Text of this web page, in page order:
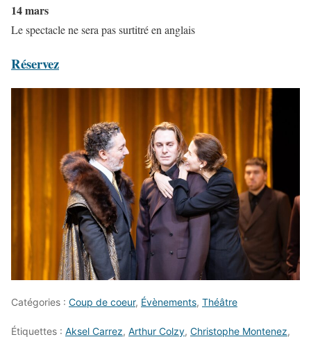
14 mars
Le spectacle ne sera pas surtitré en anglais
Réservez
Catégories : Coup de coeur, Évènements, Théâtre
Étiquettes : Aksel Carrez, Arthur Colzy, Christophe Montenez,